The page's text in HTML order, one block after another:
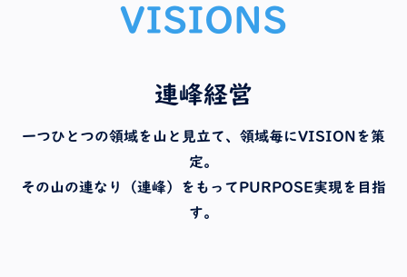
VISIONS
連峰経営
一つひとつの領域を山と見立て、領域毎にVISIONを策
定。
その山の連なり（連峰）をもってPURPOSE実現を目指
す。